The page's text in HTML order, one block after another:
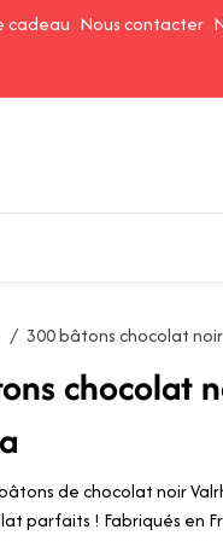
cadeau Nous contacter
300 bâtons chocolat
chocolat
de chocolat noir
parfaits ! Fabriqués en